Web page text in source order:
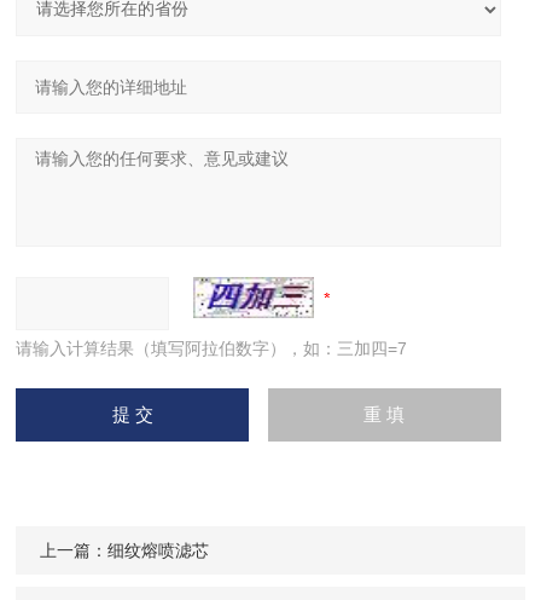
请输入计算结果（填写阿拉伯数字），如：三加四=7
上一篇：细纹熔喷滤芯